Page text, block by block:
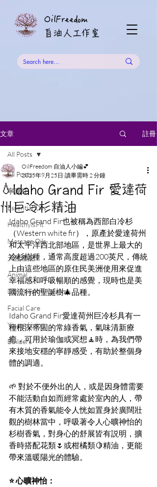
OilFreedom
​自油人工作室
文章 註冊
All Posts
寧夏紅
Essential Oils
Healthy&Fit
Massage Oils
天然產品
Animal
Daily healthy drinks
Facial Care
Young Living
Builders
All Posts
💧Idaho Grand Fir 愛達荷
州巨冷杉精油
OilFreedom 自油人小編💕
2025年9月25日 讀畢需時 2 分鐘
Idaho Grand Fir也被稱為西部白冷杉
（Western white fir），原產於愛達荷州
和太平洋西北部地區，是世界上最大的
冷杉樹種，通常高度超過200英尺，傳統
上由這些地區的原住民美洲使用來促進
幸福感和呼吸暢順的感覺，現時也是美
國流行的聖誕樹🎄品種。
Idaho Grand Fir愛達荷州巨冷杉具有一
種根深蒂固的常綠香氣，氣味清新療
癒，可用於瑜伽或冥想🧘時，為我們帶
來接地安穩的寧靜感受，有助於整個身
體的調適。
🌱 對於不便外出的人，或是因身體需要
不能活動自如而經常處於室內的人，帶
有木質的香氣能令人恍如置身於廣闊壯
觀的樹林當中，呼吸著令人心曠神怡的
杉樹香氣，對身心的舒展皆有説明，擴
香時搭配花類🌷或柑橘類🍋精油，更能
帶來溫暖陽光的體驗。
⭐ 心曠神怡：